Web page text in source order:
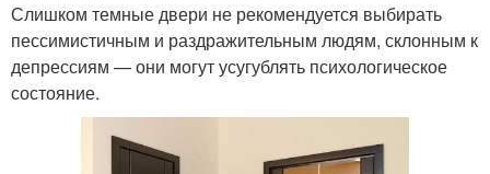
Слишком темные двери не рекомендуется выбирать
пессимистичным и раздражительным людям, склонным к
депрессиям — они могут усугублять психологическое
состояние.